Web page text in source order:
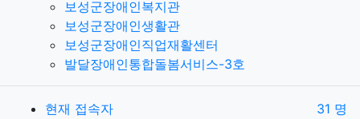
보성군장애인복지관
보성군장애인생활관
보성군장애인직업재활센터
발달장애인통합돌봄서비스-3호
현재 접속자
31 명